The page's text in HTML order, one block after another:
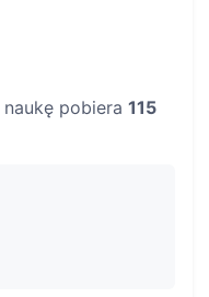
naukę pobiera 115